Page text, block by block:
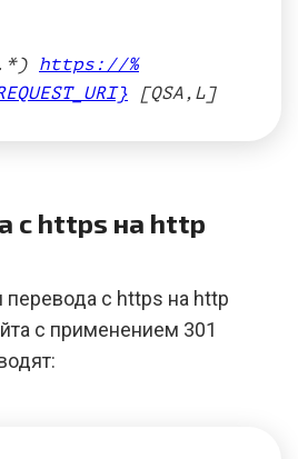
https://%
[QSA,L]
с https на http
с https на http
с применением 301